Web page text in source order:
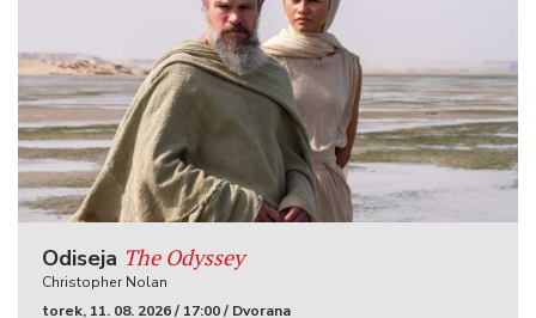
Odiseja The Odyssey
Christopher Nolan
torek, 11. 08. 2026 / 17:00 / Dvorana